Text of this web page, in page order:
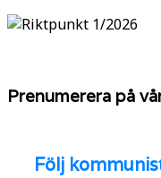
Prenumerera på
Följ